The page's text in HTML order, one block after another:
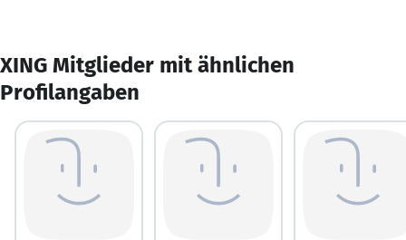
XING Mitglieder mit ähnlichen
Profilangaben